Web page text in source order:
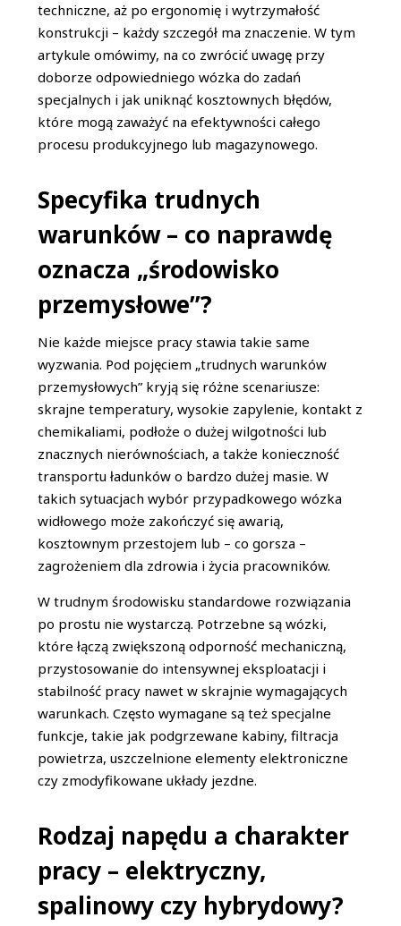
techniczne, aż po ergonomię i wytrzymałość
konstrukcji – każdy szczegół ma znaczenie. W tym
artykule omówimy, na co zwrócić uwagę przy
doborze odpowiedniego wózka do zadań
specjalnych i jak uniknąć kosztownych błędów,
które mogą zaważyć na efektywności całego
procesu produkcyjnego lub magazynowego.
Specyfika trudnych
warunków – co naprawdę
oznacza „środowisko
przemysłowe”?
Nie każde miejsce pracy stawia takie same
wyzwania. Pod pojęciem „trudnych warunków
przemysłowych” kryją się różne scenariusze:
skrajne temperatury, wysokie zapylenie, kontakt z
chemikaliami, podłoże o dużej wilgotności lub
znacznych nierównościach, a także konieczność
transportu ładunków o bardzo dużej masie. W
takich sytuacjach wybór przypadkowego wózka
widłowego może zakończyć się awarią,
kosztownym przestojem lub – co gorsza –
zagrożeniem dla zdrowia i życia pracowników.
W trudnym środowisku standardowe rozwiązania
po prostu nie wystarczą. Potrzebne są wózki,
które łączą zwiększoną odporność mechaniczną,
przystosowanie do intensywnej eksploatacji i
stabilność pracy nawet w skrajnie wymagających
warunkach. Często wymagane są też specjalne
funkcje, takie jak podgrzewane kabiny, filtracja
powietrza, uszczelnione elementy elektroniczne
czy zmodyfikowane układy jezdne.
Rodzaj napędu a charakter
pracy – elektryczny,
spalinowy czy hybrydowy?